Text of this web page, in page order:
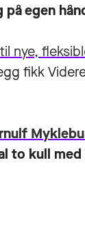
egen
nye,
fikk
to kull